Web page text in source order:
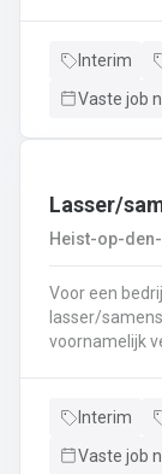
Interim
Vaste job
Lasser/
Heist-op-
Voor een
lasser/samensteller. Als lasser-
voornamelijk
het
dagelijkse
Interim
Vaste job